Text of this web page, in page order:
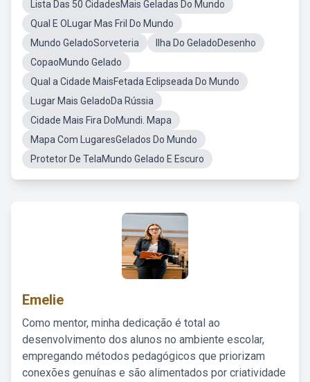
Lista Das 50 CidadesMais Geladas Do Mundo
Qual E OLugar Mas Fril Do Mundo
Mundo GeladoSorveteria
Ilha Do GeladoDesenho
CopaoMundo Gelado
Qual a Cidade MaisFetada Eclipseada Do Mundo
Lugar Mais GeladoDa Rússia
Cidade Mais Fira DoMundi. Mapa
Mapa Com LugaresGelados Do Mundo
Protetor De TelaMundo Gelado E Escuro
Emelie
Como mentor, minha dedicação é total ao
desenvolvimento dos alunos no ambiente escolar,
empregando métodos pedagógicos que priorizam
conexões genuínas e são alimentados por criatividade